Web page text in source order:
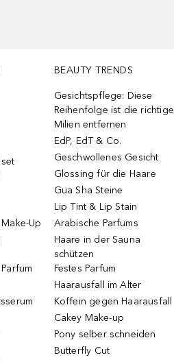
Up
BEAUTY TRENDS
Gesichtspflege: Diese
Reihenfolge ist die richtige
Milien entfernen
EdP, EdT & Co.
Geschwollenes Gesicht
Glossing für die Haare
Gua Sha Steine
Lip Tint & Lip Stain
Arabische Parfums
Haare in der Sauna
schützen
Festes Parfum
Haarausfall im Alter
Koffein gegen Haarausfall
Cakey Make-up
Pony selber schneiden
Butterfly Cut